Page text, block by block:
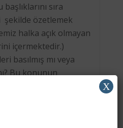
sıra
şekilde özetlemek
halka açık olmayan
içermektedir.)
basılmış mı veya
Bu konunun
X